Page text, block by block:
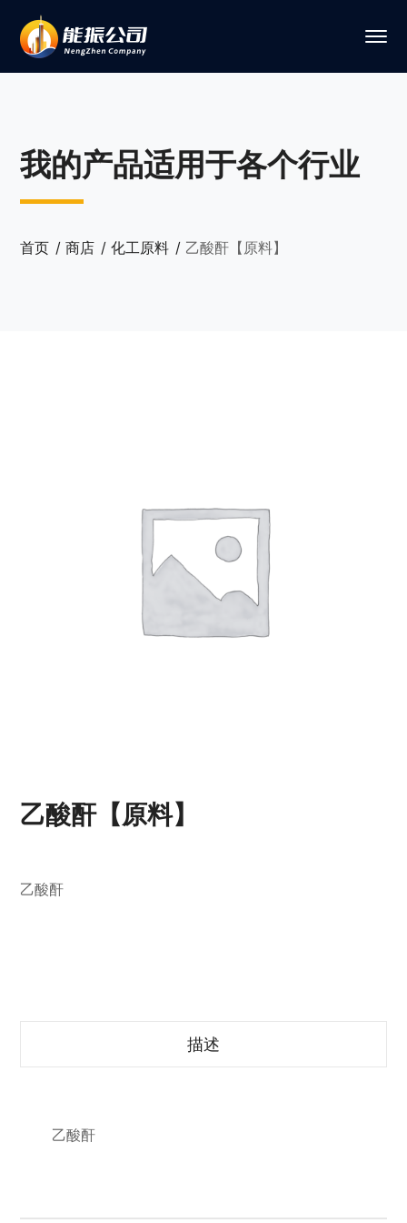
我的产品适用于各个行业
首页 商店 化工原料 乙酸酐【原料】
乙酸酐【原料】
乙酸酐
描述
乙酸酐